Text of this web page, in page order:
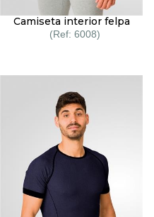
Camiseta interior felpa
6008